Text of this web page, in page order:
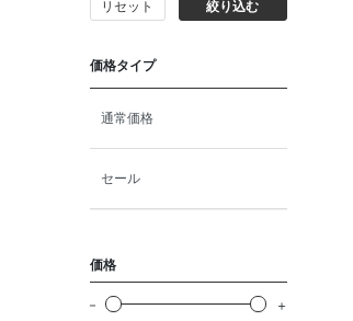
猫ドライフード
猫ウェットフード
リセット 絞り込む
価格タイプ
通常価格
セール
価格